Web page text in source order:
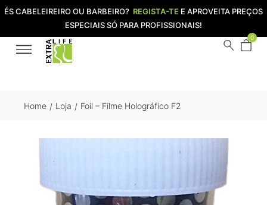
ÉS CABELEIREIRO OU BARBEIRO? REGISTA-TE E APROVEITA PREÇOS
ESPECIAIS SÓ PARA PROFISSIONAIS!
0
Home / Loja / Foil – Filme Holográfico F2